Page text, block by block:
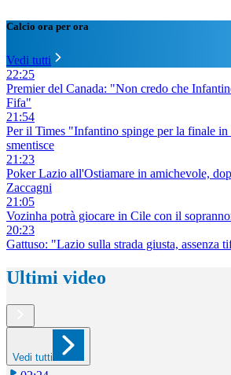
Calcio ora per ora
Vedi tutti
22:25
Premier del Canada: "Non credo che
Fifa"
21:54
Per il Times "Infantino spinge per la finale
smentisce
21:23
Poker Lazio all'Ostiamare in amichevole,
Zaccagni
21:05
Vozinha potrà giocare in Cile con il
20:23
Gattuso: "Lazio sulla strada giusta, assenza
Ultimi video
Vedi tutti